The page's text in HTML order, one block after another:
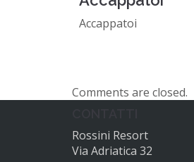
Accappatoi
Comments are closed.
Rossini Resort
Via Adriatica 32